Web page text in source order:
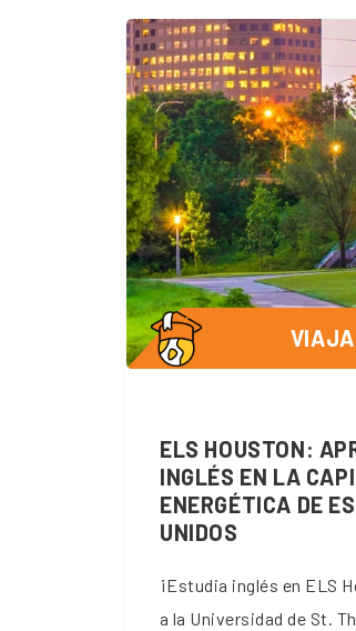
ELS HOUSTON:
INGLÉS EN LA
ENERGÉTICA DE
UNIDOS
¡Estudia inglés en ELS
a la Universidad de St.